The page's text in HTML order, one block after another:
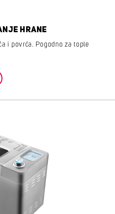
HRANE
i povrća. Pogodno za tople